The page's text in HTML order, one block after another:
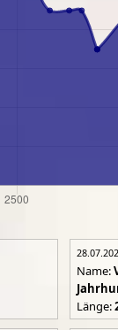
Name:
Länge: